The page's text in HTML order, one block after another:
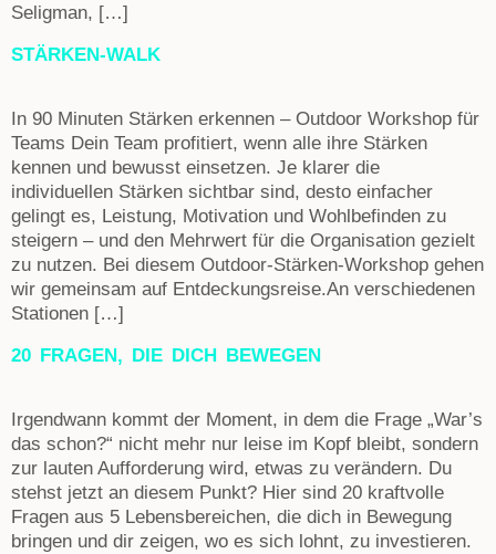
Seligman, […]
STÄRKEN-WALK
In 90 Minuten Stärken erkennen – Outdoor Workshop für
Teams Dein Team profitiert, wenn alle ihre Stärken
kennen und bewusst einsetzen. Je klarer die
individuellen Stärken sichtbar sind, desto einfacher
gelingt es, Leistung, Motivation und Wohlbefinden zu
steigern – und den Mehrwert für die Organisation gezielt
zu nutzen. Bei diesem Outdoor-Stärken-Workshop gehen
wir gemeinsam auf Entdeckungsreise.An verschiedenen
Stationen […]
20 FRAGEN, DIE DICH BEWEGEN
Irgendwann kommt der Moment, in dem die Frage „War’s
das schon?“ nicht mehr nur leise im Kopf bleibt, sondern
zur lauten Aufforderung wird, etwas zu verändern. Du
stehst jetzt an diesem Punkt? Hier sind 20 kraftvolle
Fragen aus 5 Lebensbereichen, die dich in Bewegung
bringen und dir zeigen, wo es sich lohnt, zu investieren.